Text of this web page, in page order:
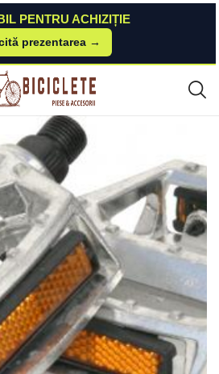
PENTRU ACHIZIȚIE
prezentarea →
& Accesorii
Biciclete